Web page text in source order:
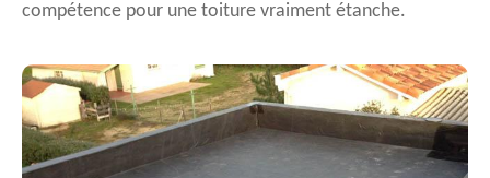
compétence pour une toiture vraiment étanche.